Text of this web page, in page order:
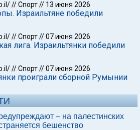
//Спорт// 13 июня 2026
Израильтяне победили
//Спорт//07 июня 2026
лига. Израильтянки победили
//Спорт//07 июня 2026
проиграли сборной Румынии
– на палестинских
бешенство